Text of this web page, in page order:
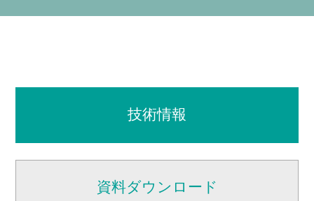
技術情報
資料ダウンロード